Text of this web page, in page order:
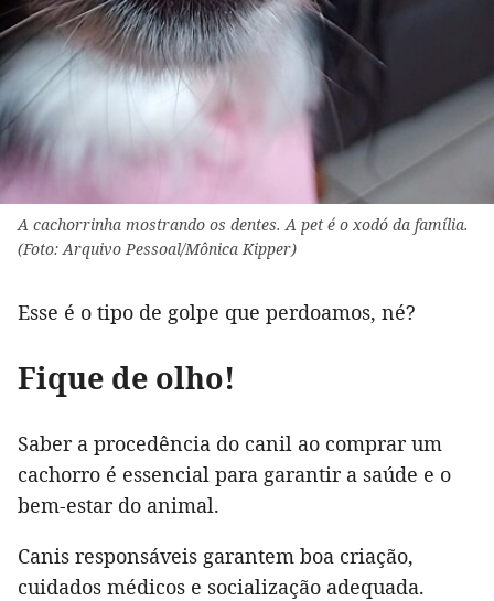
A cachorrinha mostrando os dentes. A pet é o xodó da família.
(Foto: Arquivo Pessoal/Mônica Kipper)
Esse é o tipo de golpe que perdoamos, né?
Fique de olho!
Saber a procedência do canil ao comprar um
cachorro é essencial para garantir a saúde e o
bem-estar do animal.
Canis responsáveis garantem boa criação,
cuidados médicos e socialização adequada.